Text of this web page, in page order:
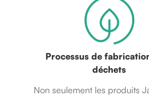
Processus de
déchets
Non seulement les produits